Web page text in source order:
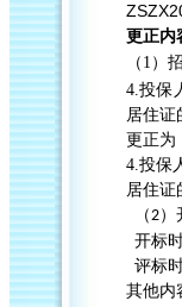
更正内
（1）
4.投保
居住证
更正为
4.投保
居住证
（2）
开标
评标
其他内